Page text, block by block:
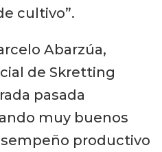
cultivo”.
Abarzúa,
de Skretting
pasada
muy buenos
productivo